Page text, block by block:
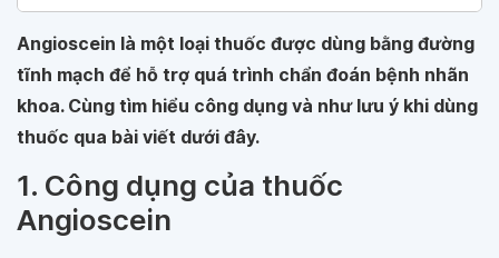
Angioscein là một loại thuốc được dùng bằng đường
tĩnh mạch để hỗ trợ quá trình chẩn đoán bệnh nhãn
khoa. Cùng tìm hiểu công dụng và như lưu ý khi dùng
thuốc qua bài viết dưới đây.
1. Công dụng của thuốc
Angioscein